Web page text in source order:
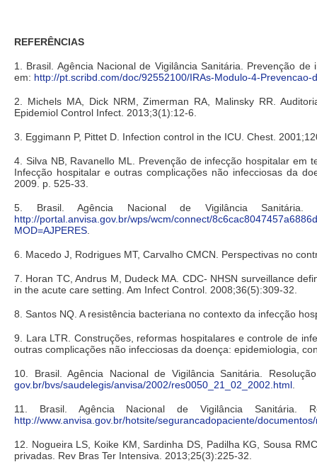
REFERÊNCIAS
1. Brasil. Agência Nacional de Vigilância Sanitária. Prevenção
em: http://pt.scribd.com/doc/92552100/IRAs-Modulo-4-
2. Michels MA, Dick NRM, Zimerman RA, Malinsky RR.
Epidemiol Control Infect. 2013;3(1):12-6.
3. Eggimann P, Pittet D. Infection control in the ICU. Chest.
4. Silva NB, Ravanello ML. Prevenção de infecção hospitalar em
Infecção hospitalar e outras complicações não infecciosas da
2009. p. 525-33.
5. Brasil. Agência Nacional de Vigilância
http://portal.anvisa.gov.br/wps/wcm/connect/
MOD=AJPERES
6. Macedo J, Rodrigues MT, Carvalho CMCN. Perspectivas no
7. Horan TC, Andrus M, Dudeck MA. CDC- NHSN surveillance
in the acute care setting. Am Infect Control. 2008;36(5):309-32.
8. Santos NQ. A resistência bacteriana no contexto da infecção
9. Lara LTR. Construções, reformas hospitalares e controle de
outras complicações não infecciosas da doença: epidemiologia,
10. Brasil. Agência Nacional de Vigilância Sanitária.
gov.br/bvs/saudelegis/anvisa/2002/res0050_21_02_2002.html
11. Brasil. Agência Nacional de Vigilância
http://www.anvisa.gov.br/hotsite/segurancadopaciente/
12. Nogueira LS, Koike KM, Sardinha DS, Padilha KG, Sousa
privadas. Rev Bras Ter Intensiva. 2013;25(3):225-32.